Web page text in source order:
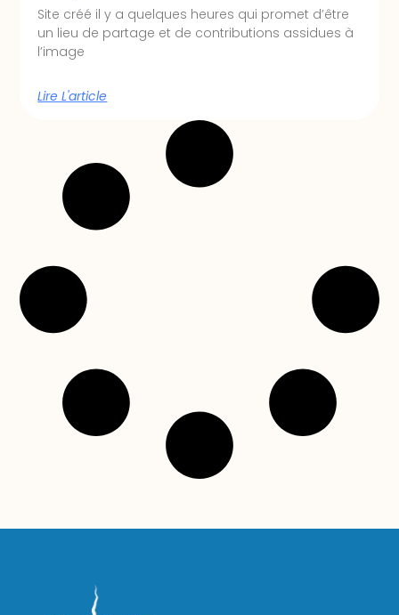
Site créé il y a quelques heures qui promet d’être
un lieu de partage et de contributions assidues à
l’image
Lire L'article